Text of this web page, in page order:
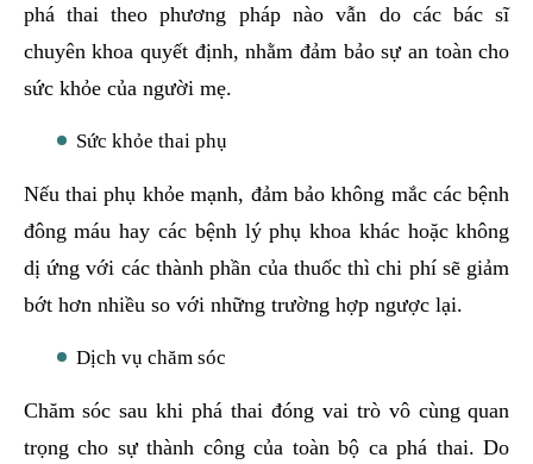
phá thai theo phương pháp nào vẫn do các bác sĩ
chuyên khoa quyết định, nhằm đảm bảo sự an toàn cho
sức khỏe của người mẹ.
Sức khỏe thai phụ
Nếu thai phụ khỏe mạnh, đảm bảo không mắc các bệnh
đông máu hay các bệnh lý phụ khoa khác hoặc không
dị ứng với các thành phần của thuốc thì chi phí sẽ giảm
bớt hơn nhiều so với những trường hợp ngược lại.
Dịch vụ chăm sóc
Chăm sóc sau khi phá thai đóng vai trò vô cùng quan
trọng cho sự thành công của toàn bộ ca phá thai. Do